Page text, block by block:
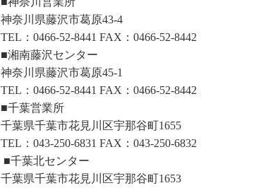
神奈川県藤沢市葛原43-4
TEL：0466-52-8441 FAX：0466-52-8442
■湘南藤沢センター
神奈川県藤沢市葛原45-1
TEL：0466-52-8441 FAX：0466-52-8442
■千葉営業所
千葉県千葉市花見川区宇那谷町1655
TEL：043-250-6831 FAX：043-250-6832
■千葉北センター
千葉県千葉市花見川区宇那谷町1653